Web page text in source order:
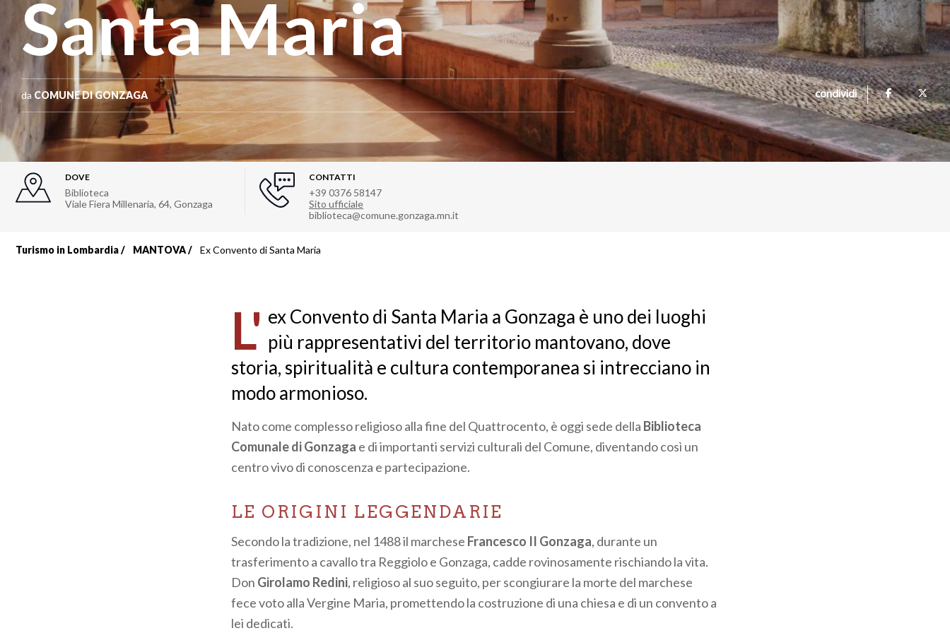
Santa Maria
da COMUNE DI GONZAGA condividi
DOVE
Biblioteca
Viale Fiera Millenaria, 64, Gonzaga
CONTATTI
+39 0376 58147
Sito ufficiale
biblioteca@comune.gonzaga.mn.it
Turismo in Lombardia MANTOVA Ex Convento di Santa Maria
L' ex Convento di Santa Maria a Gonzaga è uno dei luoghi
più rappresentativi del territorio mantovano, dove
storia, spiritualità e cultura contemporanea si intrecciano in
modo armonioso.
Nato come complesso religioso alla fine del Quattrocento, è oggi sede della Biblioteca
Comunale di Gonzaga e di importanti servizi culturali del Comune, diventando così un
centro vivo di conoscenza e partecipazione.
LE ORIGINI LEGGENDARIE
Secondo la tradizione, nel 1488 il marchese Francesco II Gonzaga, durante un
trasferimento a cavallo tra Reggiolo e Gonzaga, cadde rovinosamente rischiando la vita.
Don Girolamo Redini, religioso al suo seguito, per scongiurare la morte del marchese
fece voto alla Vergine Maria, promettendo la costruzione di una chiesa e di un convento a
lei dedicati.